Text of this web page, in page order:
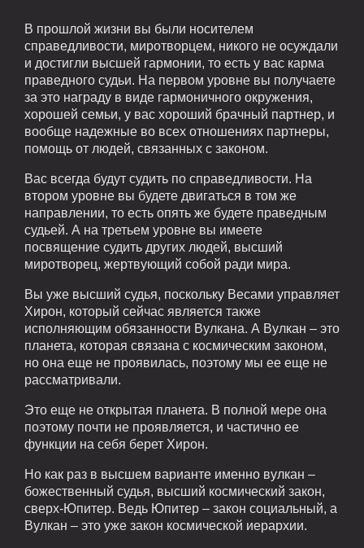
В прошлой жизни вы были носителем
справедливости, миротворцем, никого не осуждали
и достигли высшей гармонии, то есть у вас карма
праведного судьи. На первом уровне вы получаете
за это награду в виде гармоничного окружения,
хорошей семьи, у вас хороший брачный партнер, и
вообще надежные во всех отношениях партнеры,
помощь от людей, связанных с законом.
Вас всегда будут судить по справедливости. На
втором уровне вы будете двигаться в том же
направлении, то есть опять же будете праведным
судьей. А на третьем уровне вы имеете
посвящение судить других людей, высший
миротворец, жертвующий собой ради мира.
Вы уже высший судья, поскольку Весами управляет
Хирон, который сейчас является также
исполняющим обязанности Вулкана. А Вулкан – это
планета, которая связана с космическим законом,
но она еще не проявилась, поэтому мы ее еще не
рассматривали.
Это еще не открытая планета. В полной мере она
поэтому почти не проявляется, и частично ее
функции на себя берет Хирон.
Но как раз в высшем варианте именно вулкан –
божественный судья, высший космический закон,
сверх-Юпитер. Ведь Юпитер – закон социальный, а
Вулкан – это уже закон космической иерархии.